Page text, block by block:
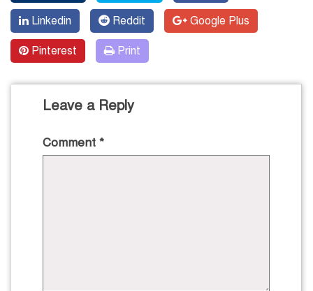
Linkedin Reddit Google Plus
Pinterest Print
Leave a Reply
Comment *